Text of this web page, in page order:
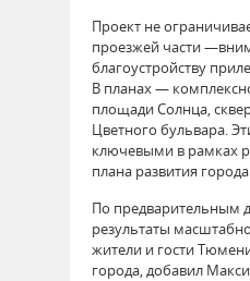
Проект не
проезжей части
благоустройству
В планах —
площади Солнца,
Цветного бульвара.
ключевыми в рамках
плана развития города.
По предварительным
результаты
жители и гости
города, добавил